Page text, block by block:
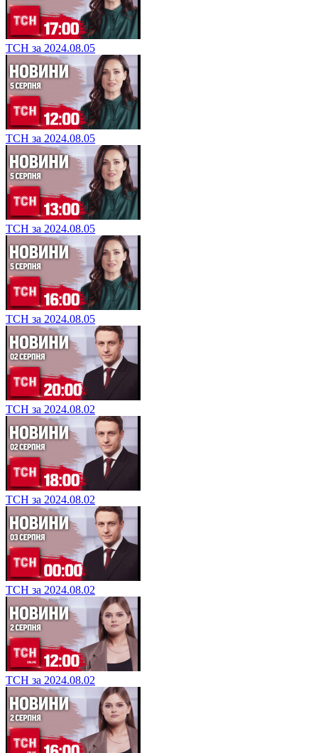
ТСН за 2024.08.05
ТСН за 2024.08.05
ТСН за 2024.08.05
ТСН за 2024.08.05
ТСН за 2024.08.02
ТСН за 2024.08.02
ТСН за 2024.08.02
ТСН за 2024.08.02